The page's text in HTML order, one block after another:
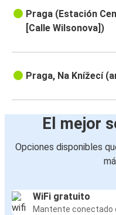
Praga (Estación
[Calle Wilsonova])
Praga, Na Knížecí
El mejor
Opciones disponibles
WiFi gratuito
Mantente conectado